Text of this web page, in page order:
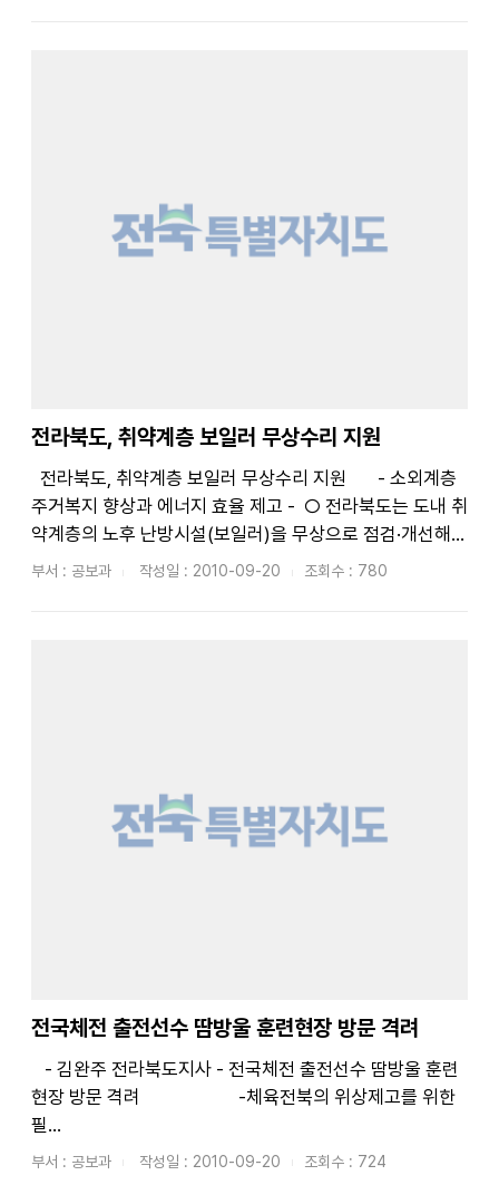
전라북도, 취약계층 보일러 무상수리 지원
주거복지 향상과 에너지 효율 제고 - ○ 전라북도는 도내 취
약계층의 노후 난방시설(보일러)을 무상으로 점검·개선해주
는 ｢취약계층 에너지 홈닥터사업｣을 추진하기로 하였다. ○
부서 : 공보과 작성일 : 2010-09-20 조회수 : 780
전국체전 출전선수 땀방울 훈련현장 방문 격려
현장 방문 격려 -체육전북의 위상제고를 위한
필...
부서 : 공보과 작성일 : 2010-09-20 조회수 : 724